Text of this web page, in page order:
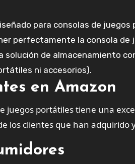
para consolas de juegos
perfectamente la consola
solución de almacenamiento
ni accesorios).
en Amazon
los clientes que han adquirido